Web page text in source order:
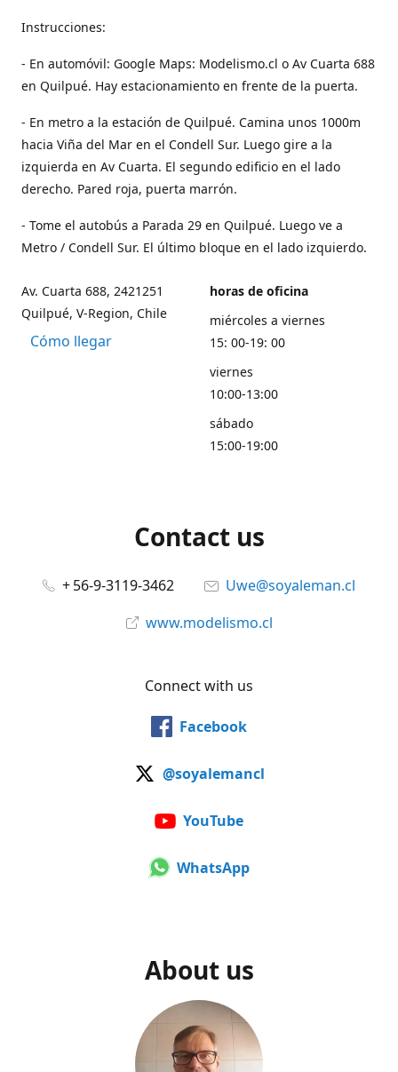
Instrucciones:
- En automóvil: Google Maps: Modelismo.cl o Av Cuarta 688
en Quilpué. Hay estacionamiento en frente de la puerta.
- En metro a la estación de Quilpué. Camina unos 1000m
hacia Viña del Mar en el Condell Sur. Luego gire a la
izquierda en Av Cuarta. El segundo edificio en el lado
derecho. Pared roja, puerta marrón.
- Tome el autobús a Parada 29 en Quilpué. Luego ve a
Metro / Condell Sur. El último bloque en el lado izquierdo.
Av. Cuarta 688, 2421251
Quilpué, V-Region, Chile
Cómo llegar
horas de oficina
miércoles a viernes
15: 00-19: 00
viernes
10:00-13:00
sábado
15:00-19:00
Contact us
+ 56-9-3119-3462
Uwe@soyaleman.cl
www.modelismo.cl
Connect with us
Facebook
@soyalemancl
YouTube
WhatsApp
About us